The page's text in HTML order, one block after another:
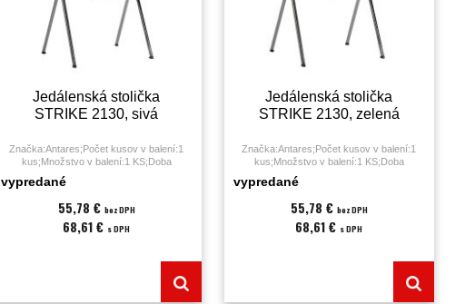
Jedálenská stolička
STRIKE 2130, sivá
Značka:Antares;Počet kusov v balení:1
kus;Množstvo v balení:1 KS;Doba
sedenia:0 - 3 hodiny;Druh:jedálenská
stolička;Farba:sivá;Nosnosť:120
sedáku:45;Záruka:36 mesiacov;
vypredané
55,78 € bez DPH
68,61 € s DPH
Jedálenská stolička
STRIKE 2130, zelená
Značka:Antares;Počet kusov v balení:1
kus;Množstvo v balení:1 KS;Doba
sedenia:0 - 3 hodiny;Druh:jedálenská
stolička;Farba:zelená;Nosnosť:120
sedáku:45;Záruka:36 mesiacov;
vypredané
55,78 € bez DPH
68,61 € s DPH